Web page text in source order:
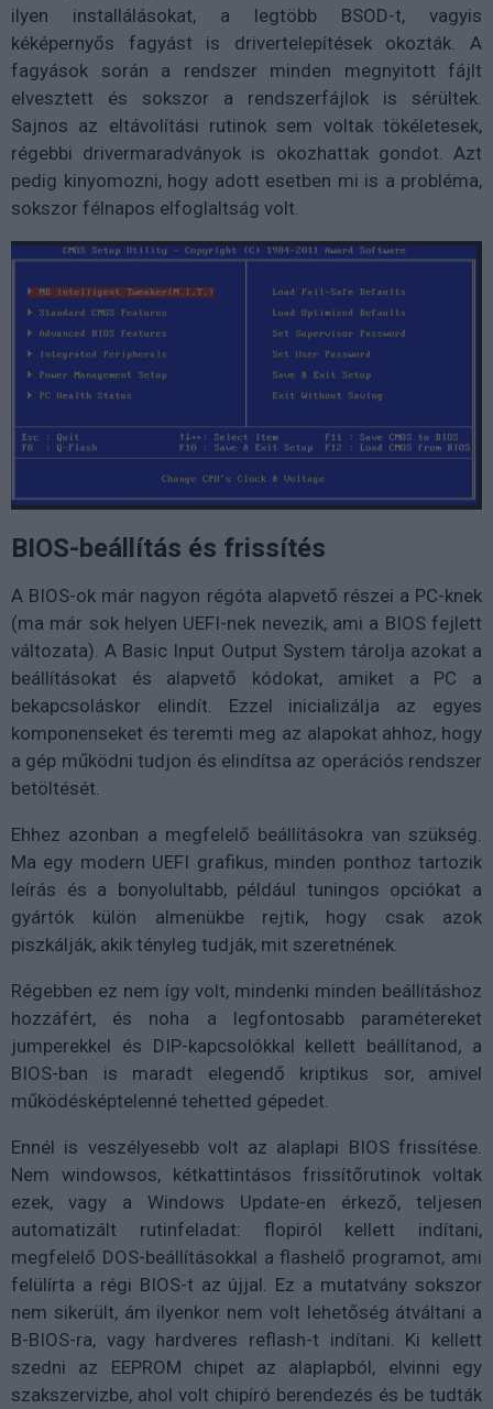
ilyen installálásokat, a legtöbb BSOD-t, vagyis
kéképernyős fagyást is drivertelepítések okozták. A
fagyások során a rendszer minden megnyitott fájlt
elvesztett és sokszor a rendszerfájlok is sérültek.
Sajnos az eltávolítási rutinok sem voltak tökéletesek,
régebbi drivermaradványok is okozhattak gondot. Azt
pedig kinyomozni, hogy adott esetben mi is a probléma,
sokszor félnapos elfoglaltság volt.
BIOS-beállítás és frissítés
A BIOS-ok már nagyon régóta alapvető részei a PC-knek
(ma már sok helyen UEFI-nek nevezik, ami a BIOS fejlett
változata). A Basic Input Output System tárolja azokat a
beállításokat és alapvető kódokat, amiket a PC a
bekapcsoláskor elindít. Ezzel inicializálja az egyes
komponenseket és teremti meg az alapokat ahhoz, hogy
a gép működni tudjon és elindítsa az operációs rendszer
betöltését.
Ehhez azonban a megfelelő beállításokra van szükség.
Ma egy modern UEFI grafikus, minden ponthoz tartozik
leírás és a bonyolultabb, például tuningos opciókat a
gyártók külön almenükbe rejtik, hogy csak azok
piszkálják, akik tényleg tudják, mit szeretnének.
Régebben ez nem így volt, mindenki minden beállításhoz
hozzáfért, és noha a legfontosabb paramétereket
jumperekkel és DIP-kapcsolókkal kellett beállítanod, a
BIOS-ban is maradt elegendő kriptikus sor, amivel
működésképtelenné tehetted gépedet.
Ennél is veszélyesebb volt az alaplapi BIOS frissítése.
Nem windowsos, kétkattintásos frissítőrutinok voltak
ezek, vagy a Windows Update-en érkező, teljesen
automatizált rutinfeladat: flopiról kellett indítani,
megfelelő DOS-beállításokkal a flashelő programot, ami
felülírta a régi BIOS-t az újjal. Ez a mutatvány sokszor
nem sikerült, ám ilyenkor nem volt lehetőség átváltani a
B-BIOS-ra, vagy hardveres reflash-t indítani. Ki kellett
szedni az EEPROM chipet az alaplapból, elvinni egy
szakszervizbe, ahol volt chipíró berendezés és be tudták